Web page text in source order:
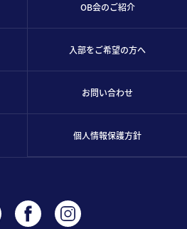
OB会のご紹介
入部をご希望の方へ
お問い合わせ
個人情報保護方針